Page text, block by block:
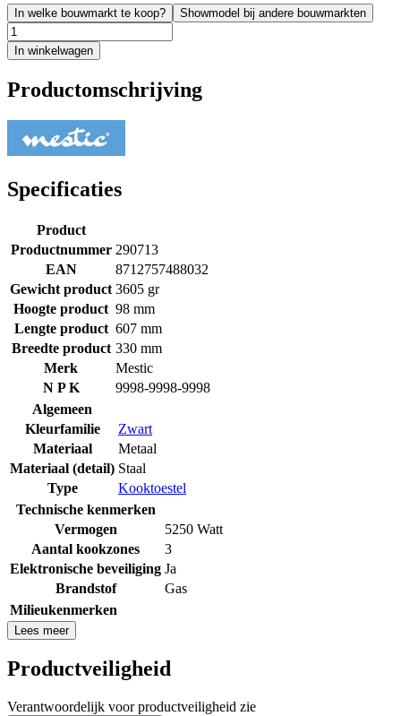
In welke bouwmarkt te koop? Showmodel bij andere bouwmarkten
In winkelwagen
Productomschrijving
Specificaties
Product
Productnummer 290713
EAN
8712757488032
Gewicht product 3605 gr
Hoogte product 98 mm
Lengte product 607 mm
Breedte product 330 mm
Merk
Mestic
N P K
9998-9998-9998
Algemeen
Kleurfamilie
Zwart
Materiaal
Metaal
Materiaal (detail) Staal
Type
Kooktoestel
Technische kenmerken
Vermogen
5250 Watt
Aantal kookzones
3
Elektronische beveiliging Ja
Brandstof
Gas
Milieukenmerken
Lees meer
Productveiligheid
Verantwoordelijk voor productveiligheid zie